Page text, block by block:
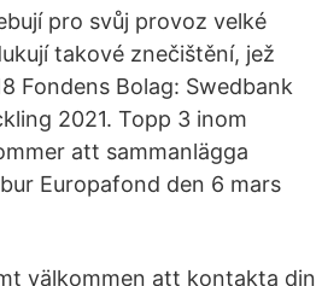
pro svůj provoz velké
takové znečištění, jež
Fondens Bolag: Swedbank
2021. Topp 3 inom
att sammanlägga
Europafond den 6 mars
välkommen att kontakta din